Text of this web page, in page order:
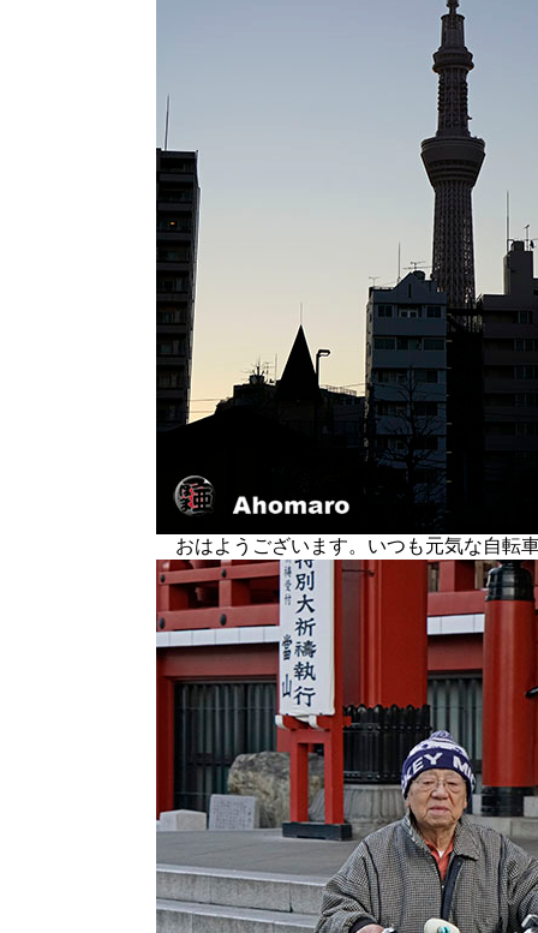
おはようございます。いつも元気な自転